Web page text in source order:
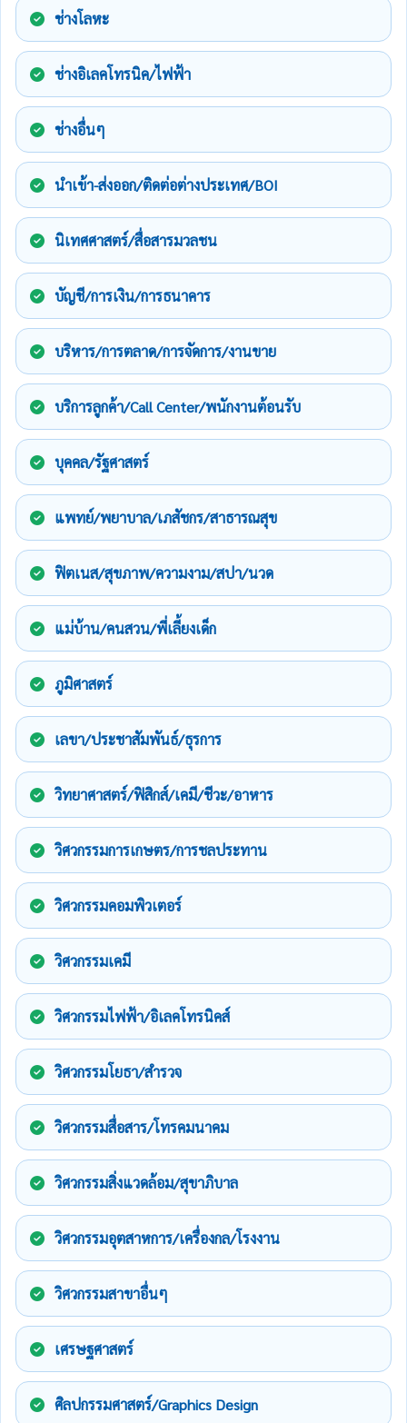
ช่างโลหะ
ช่างอิเลคโทรนิค/ไฟฟ้า
ช่างอื่นๆ
นำเข้า-ส่งออก/ติดต่อต่างประเทศ/BOI
นิเทศศาสตร์/สื่อสารมวลชน
บัญชี/การเงิน/การธนาคาร
บริหาร/การตลาด/การจัดการ/งานขาย
บริการลูกค้า/Call Center/พนักงานต้อนรับ
บุคคล/รัฐศาสตร์
แพทย์/พยาบาล/เภสัชกร/สาธารณสุข
ฟิตเนส/สุขภาพ/ความงาม/สปา/นวด
แม่บ้าน/คนสวน/พี่เลี้ยงเด็ก
ภูมิศาสตร์
เลขา/ประชาสัมพันธ์/ธุรการ
วิทยาศาสตร์/ฟิสิกส์/เคมี/ชีวะ/อาหาร
วิศวกรรมการเกษตร/การชลประทาน
วิศวกรรมคอมพิวเตอร์
วิศวกรรมเคมี
วิศวกรรมไฟฟ้า/อิเลคโทรนิคส์
วิศวกรรมโยธา/สำรวจ
วิศวกรรมสื่อสาร/โทรคมนาคม
วิศวกรรมสิ่งแวดล้อม/สุขาภิบาล
วิศวกรรมอุตสาหการ/เครื่องกล/โรงงาน
วิศวกรรมสาขาอื่นๆ
เศรษฐศาสตร์
ศิลปกรรมศาสตร์/Graphics Design